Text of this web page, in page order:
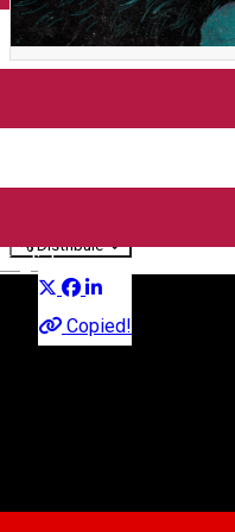
English
Moment,
Bar, Sibiu
Distribuie
Copied!
Concert